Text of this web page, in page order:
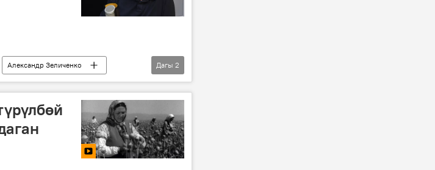
Александр Зеличенко
Дагы 2